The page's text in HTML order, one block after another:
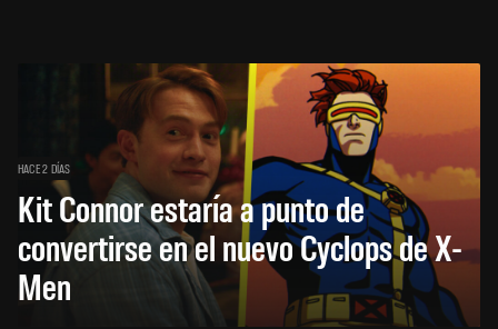
HACE 2 DÍAS
Kit Connor estaría a punto de
convertirse en el nuevo Cyclops de X-
Men